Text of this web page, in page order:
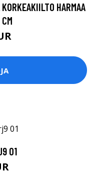
HARMAA
01